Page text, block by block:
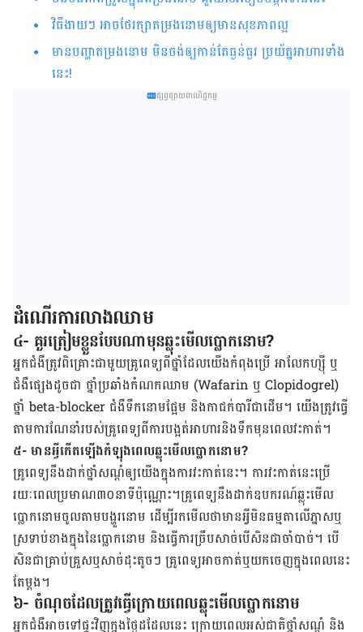
វិធីងាយៗ អាចថែរក្សាតម្រងនោមឲ្យមានសុខភាពល្អ
មានបញ្ហាតម្រងនោម មិនចង់ឲ្យកាន់តែធ្ងន់ធ្ងរ ប្រយ័ត្នអាហារទាំង
នេះ!
ផ្សព្វផ្សាយពាណិជ្ជកម្ម
ដំណើរការលាង​ឈាម
៤- គួរ​ត្រៀម​ខ្លួន​បែប​ណា​មុន​ឆ្លុះមើល​ប្លោកនោម?
អ្នក​ជំងឺ​ត្រូវ​ពិគ្រោះ​ជាមួយ​គ្រូពេទ្យ​ពី​ថ្នាំ​ដែល​យើង​កំពុង​ប្រើ អាលែកហ្ស៊ី ឬ​
ជំងឺផ្សេង​ដូចជា ថ្នាំ​ប្រឆាំង​កំណក​ឈាម (Wafarin ឬ Clopidogrel)
ថ្នាំ beta-blocker ជំងឺទឹក​នោមផ្អែម និង​កា​ជក់​បារី​ជាដើម។ យើង​​ត្រូវ​ធ្វើ​
តាម​ការ​ណែ​នាំ​របស់​គ្រូពេទ្យ​ពី​ការ​បង្អត់​អាហារ​និង​ទឹក​មុន​ពេល​វះ​កាត់។
៥-មានអ្វីកើតឡើងកំឡុងពេលឆ្លុះមើល​ប្លោក​នោម?
គ្រូ​ពេទ្យ​នឹង​ដាក់​ថ្នាំ​សណ្តំ​ឲ្យយើង​​ក្នុងការ​វះ​កាត់​នេះ។ ការ​វះ​កាត់​នេះ​ប្រើ​
រយៈ​ពេល​ប្រមាណ៣០​នាទី​ប៉ុណ្ណោះ។គ្រូ​ពេទ្យ​នឹង​ដាក់​ឧបករណ៍​ឆ្លុះ​មើល​
ប្លោក​នោម​ចូល​តាម​បង្ហួរ​នោម​ ដើម្បី​រក​មើល​ថា​មាន​អ្វី​មិន​ធម្មតា​លើ​ភ្នាស​ឬ​
ស្រទាប់​ខាង​ក្នុង​នៃ​ប្លោក​នោម​ និង​ធ្វើ​ការ​ច្រឹប​សាច់​បើ​សិន​ជា​ចាំ​បាច់។ បើ​
សិន​ជា​គ្រាប់​គ្រួស​ឬ​សាច់​ដុះ​តូច​ៗ គ្រូពេទ្យ​អាច​កាត់​ឬ​យក​ចេញ​ក្នុង​ពេល​នេះ​
តែ​ម្តង។
៦- ចំណុច​ដែល​ត្រូវ​ធ្វើ​ក្រោយ​ពេល​ឆ្លុះមើល​ប្លោក​នោម​
អ្នកជំងឺ​អាច​ទៅ​ផ្ទះ​វិញ​ក្នុង​ថ្ងៃ​ដដែល​នេះ ក្រោយ​ពេល​អស់​ជាតិ​ថ្នាំ​សណ្ដំ ​និង​